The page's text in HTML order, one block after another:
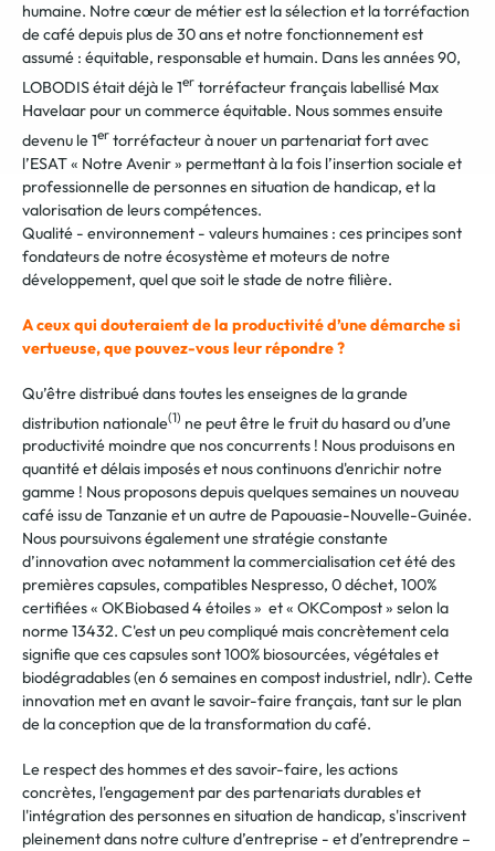
humaine. Notre cœur de métier est la sélection et la torréfaction
de café depuis plus de 30 ans et notre fonctionnement est
assumé : équitable, responsable et humain. Dans les années 90,
LOBODIS était déjà le 1er torréfacteur français labellisé Max
Havelaar pour un commerce équitable. Nous sommes ensuite
devenu le 1er torréfacteur à nouer un partenariat fort avec
l’ESAT « Notre Avenir » permettant à la fois l’insertion sociale et
professionnelle de personnes en situation de handicap, et la
valorisation de leurs compétences.
Qualité - environnement - valeurs humaines : ces principes sont
fondateurs de notre écosystème et moteurs de notre
développement, quel que soit le stade de notre filière.
A ceux qui douteraient de la productivité d’une démarche si
vertueuse, que pouvez-vous leur répondre ?
Qu’être distribué dans toutes les enseignes de la grande
distribution nationale(1) ne peut être le fruit du hasard ou d’une
productivité moindre que nos concurrents ! Nous produisons en
quantité et délais imposés et nous continuons d'enrichir notre
gamme ! Nous proposons depuis quelques semaines un nouveau
café issu de Tanzanie et un autre de Papouasie-Nouvelle-Guinée.
Nous poursuivons également une stratégie constante
d’innovation avec notamment la commercialisation cet été des
premières capsules, compatibles Nespresso, 0 déchet, 100%
certifiées « OKBiobased 4 étoiles » et « OKCompost » selon la
norme 13432. C'est un peu compliqué mais concrètement cela
signifie que ces capsules sont 100% biosourcées, végétales et
biodégradables (en 6 semaines en compost industriel, ndlr). Cette
innovation met en avant le savoir-faire français, tant sur le plan
de la conception que de la transformation du café.
Le respect des hommes et des savoir-faire, les actions
concrètes, l'engagement par des partenariats durables et
l'intégration des personnes en situation de handicap, s'inscrivent
pleinement dans notre culture d’entreprise - et d’entreprendre –